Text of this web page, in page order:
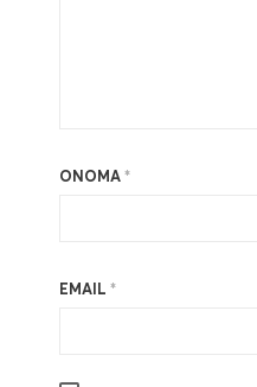
ΌΝΟΜΑ *
EMAIL *